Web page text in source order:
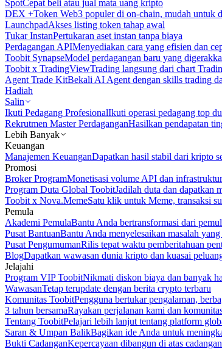
SpotCepat beli atau jual mata uang kripto
DEX +Token Web3 populer di on-chain, mudah untuk
LaunchpadAkses listing token tahap awal
Tukar InstanPertukaran aset instan tanpa biaya
Perdagangan APIMenyediakan cara yang efisien dan
Toobit SynapseModel perdagangan baru yang
Toobit x TradingViewTrading langsung dari chart
Agent Trade KitBekali AI Agent dengan skills trading
Hadiah
Salin
Ikuti Pedagang ProfesionalIkuti operasi pedagang top
Rekrutmen Master PerdaganganHasilkan pendapatan
Lebih Banyak
Keuangan
Manajemen KeuanganDapatkan hasil stabil dari kripto
Promosi
Broker ProgramMonetisasi volume API dan
Program Duta Global ToobitJadilah duta dan dapatkan
Toobit x Nova.MemeSatu klik untuk Meme, transaksi
Pemula
Akademi PemulaBantu Anda bertransformasi dari
Pusat BantuanBantu Anda menyelesaikan masalah
Pusat PengumumanRilis tepat waktu pemberitahuan
BlogDapatkan wawasan dunia kripto dan kuasai
Jelajahi
Program VIP ToobitNikmati diskon biaya dan banyak
WawasanTetap terupdate dengan berita crypto terbaru
Komunitas ToobitPengguna bertukar pengalaman,
3 tahun bersamaRayakan perjalanan kami dan
Tentang ToobitPelajari lebih lanjut tentang platform
Saran & Umpan BalikBagikan ide Anda untuk
Bukti CadanganKepercayaan dibangun di atas